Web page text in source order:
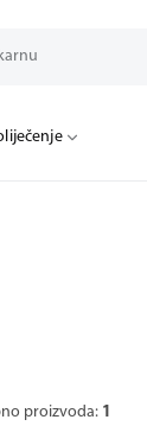
proizvoda: 1